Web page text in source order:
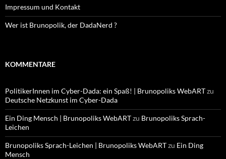
Impressum und Kontakt
Wer ist Brunopolik, der DadaNerd ?
KOMMENTARE
PolitikerInnen im Cyber-Dada: ein Spaß! | Brunopoliks WebARTzu
Deutsche Netzkunst im Cyber-Dada
Ein Ding Mensch | Brunopoliks WebARTzu Brunopoliks Sprach-
Leichen
Brunopoliks Sprach-Leichen | Brunopoliks WebARTzu Ein Ding
Mensch